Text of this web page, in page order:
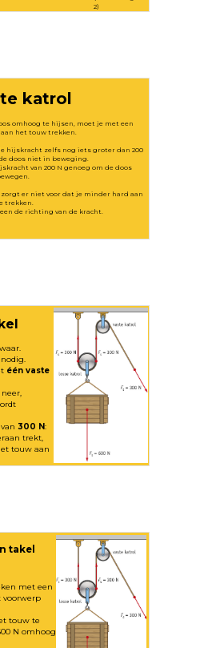
2)
katrol
omhoog te hijsen, moet je met een
aan het touw trekken.
hijskracht zelfs nog iets groter dan 200
doos niet in beweging.
van 200 N genoeg om de doos
zorgt er niet voor dat je minder hard aan
trekken.
de richting van de kracht.
één vaste
300 N:
trekt,
touw aan
takel
met een
voorwerp
touw te
N omhoog